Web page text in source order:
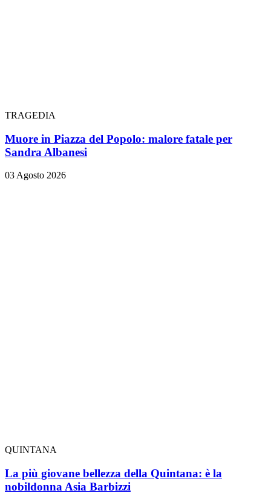
TRAGEDIA
Muore in Piazza del Popolo: malore fatale per
Sandra Albanesi
03 Agosto 2026
QUINTANA
La più giovane bellezza della Quintana: è la
nobildonna Asia Barbizzi